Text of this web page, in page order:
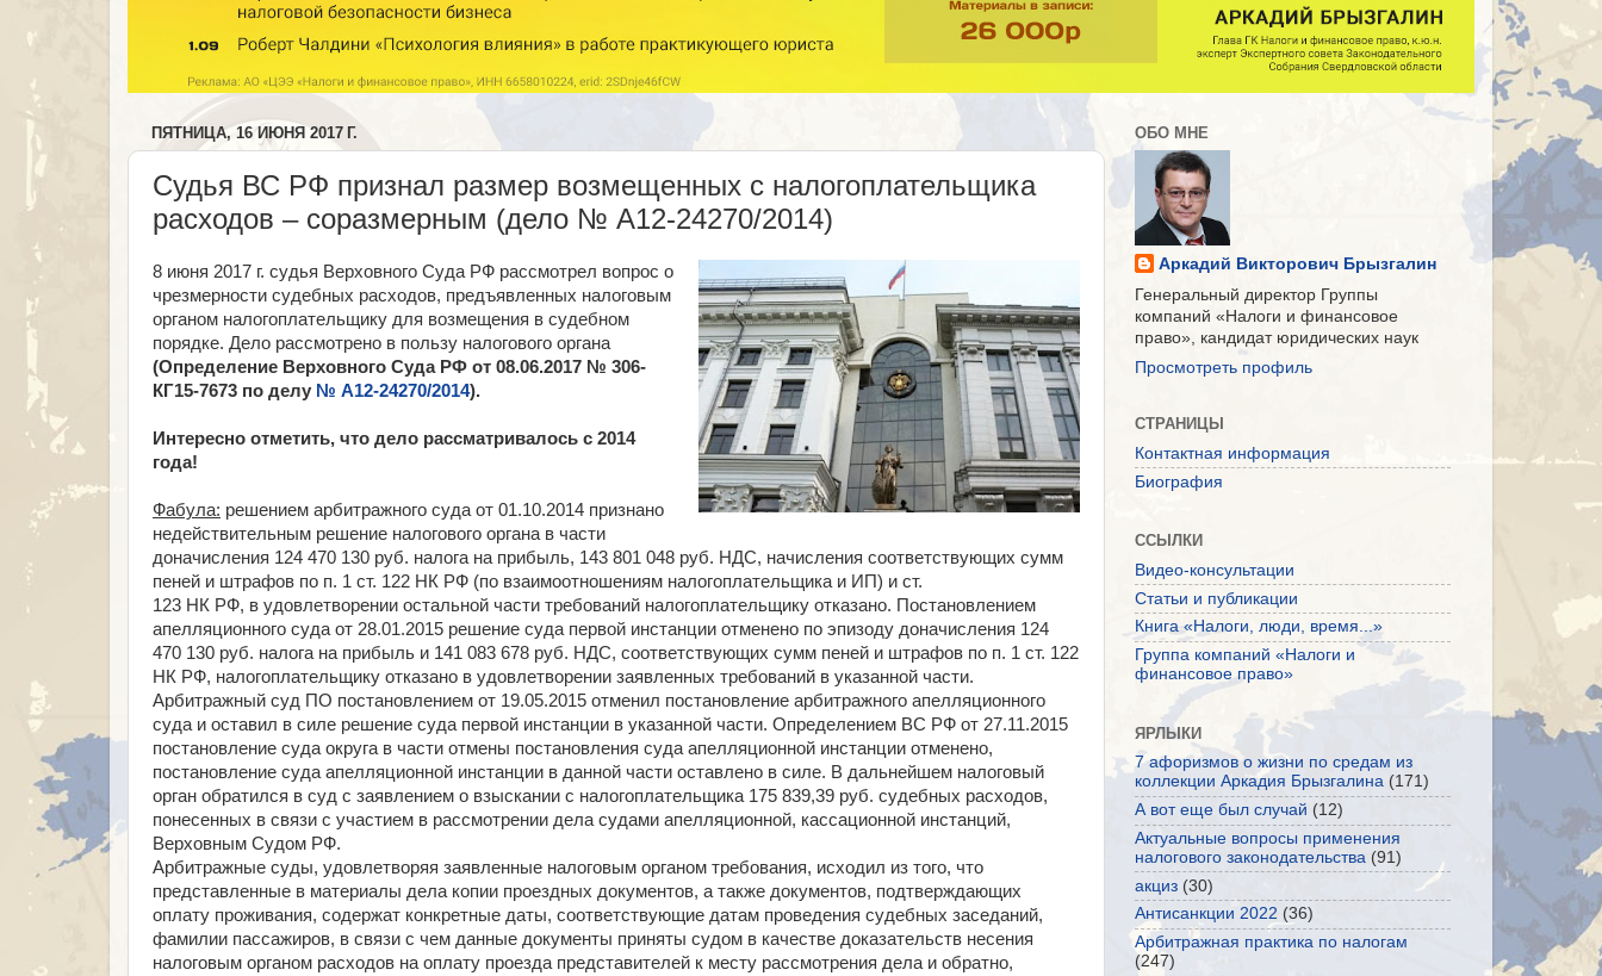
ПЯТНИЦА, 16 ИЮНЯ 2017 Г.
Судья ВС РФ признал размер возмещенных с налогоплательщика
расходов – соразмерным (дело № А12-24270/2014)
8 июня 2017 г. судья Верховного Суда РФ рассмотрел вопрос о
чрезмерности судебных расходов, предъявленных налоговым
органом налогоплательщику для возмещения в судебном
порядке. Дело рассмотрено в пользу налогового органа
(Определение Верховного Суда РФ от 08.06.2017 № 306-
КГ15-7673 по делу № А12-24270/2014).
Интересно отметить, что дело рассматривалось с 2014
года!
Фабула: решением арбитражного суда от 01.10.2014 признано
недействительным решение налогового органа в части
доначисления 124 470 130 руб. налога на прибыль, 143 801 048 руб. НДС, начисления соответствующих сумм
пеней и штрафов по п. 1 ст. 122 НК РФ (по взаимоотношениям налогоплательщика и ИП) и ст.
123 НК РФ, в удовлетворении остальной части требований налогоплательщику отказано. Постановлением
апелляционного суда от 28.01.2015 решение суда первой инстанции отменено по эпизоду доначисления 124
470 130 руб. налога на прибыль и 141 083 678 руб. НДС, соответствующих сумм пеней и штрафов по п. 1 ст. 122
НК РФ, налогоплательщику отказано в удовлетворении заявленных требований в указанной части.
Арбитражный суд ПО постановлением от 19.05.2015 отменил постановление арбитражного апелляционного
суда и оставил в силе решение суда первой инстанции в указанной части. Определением ВС РФ от 27.11.2015
постановление суда округа в части отмены постановления суда апелляционной инстанции отменено,
постановление суда апелляционной инстанции в данной части оставлено в силе. В дальнейшем налоговый
орган обратился в суд с заявлением о взыскании с налогоплательщика 175 839,39 руб. судебных расходов,
понесенных в связи с участием в рассмотрении дела судами апелляционной, кассационной инстанций,
Верховным Судом РФ.
Арбитражные суды, удовлетворяя заявленные налоговым органом требования, исходил из того, что
представленные в материалы дела копии проездных документов, а также документов, подтверждающих
оплату проживания, содержат конкретные даты, соответствующие датам проведения судебных заседаний,
фамилии пассажиров, в связи с чем данные документы приняты судом в качестве доказательств несения
налоговым органом расходов на оплату проезда представителей к месту рассмотрения дела и обратно,
ОБО МНЕ
Аркадий Викторович Брызгалин
Генеральный директор Группы
компаний «Налоги и финансовое
право», кандидат юридических наук
Просмотреть профиль
СТРАНИЦЫ
Контактная информация
Биография
ССЫЛКИ
Видео-консультации
Статьи и публикации
Книга «Налоги, люди, время...»
Группа компаний «Налоги и
финансовое право»
ЯРЛЫКИ
7 афоризмов о жизни по средам из
коллекции Аркадия Брызгалина (171)
А вот еще был случай (12)
Актуальные вопросы применения
налогового законодательства (91)
акциз (30)
Антисанкции 2022 (36)
Арбитражная практика по налогам
(247)